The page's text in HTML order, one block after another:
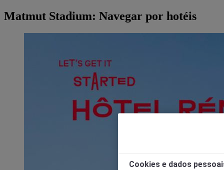
Matmut Stadium: Navegar por hotéis
Cookies e dados